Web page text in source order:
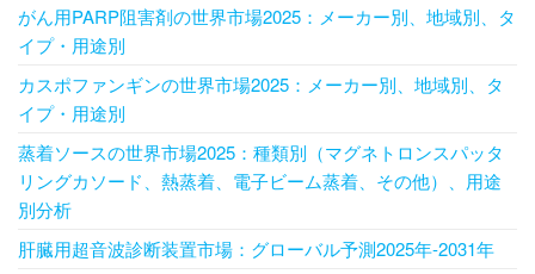
がん用PARP阻害剤の世界市場2025：メーカー別、地域別、タ
イプ・用途別
カスポファンギンの世界市場2025：メーカー別、地域別、タ
イプ・用途別
蒸着ソースの世界市場2025：種類別（マグネトロンスパッタ
リングカソード、熱蒸着、電子ビーム蒸着、その他）、用途
別分析
肝臓用超音波診断装置市場：グローバル予測2025年-2031年